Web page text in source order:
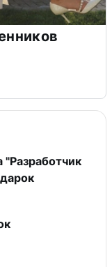
"Разработчик